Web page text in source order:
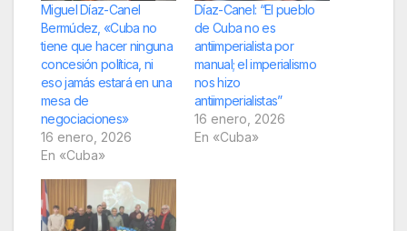
Miguel Díaz-Canel
Bermúdez, «Cuba no
tiene que hacer ninguna
concesión política, ni
eso jamás estará en una
mesa de
negociaciones»
16 enero, 2026
En «Cuba»
Díaz-Canel: “El pueblo
de Cuba no es
antiimperialista por
manual; el imperialismo
nos hizo
antiimperialistas”
16 enero, 2026
En «Cuba»